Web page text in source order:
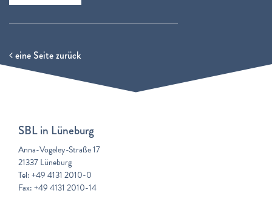
eine Seite zurück
SBL in Lüneburg
Anna-Vogeley-Straße 17
21337 Lüneburg
Tel: +49 4131 2010-0
Fax: +49 4131 2010-14